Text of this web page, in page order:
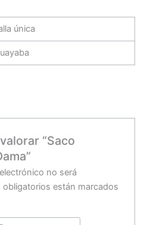
única
“Saco
no será
obligatorios están marcados